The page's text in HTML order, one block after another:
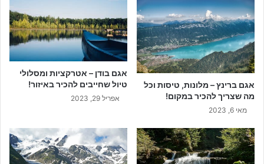
אגם ברינץ – מלונות, טיסות וכל
מה שצריך להכיר במקום!
מאי 6, 2023
אגם בודן – אטרקציות ומסלולי
טיול שחייבים להכיר באיזור!
אפריל 29, 2023